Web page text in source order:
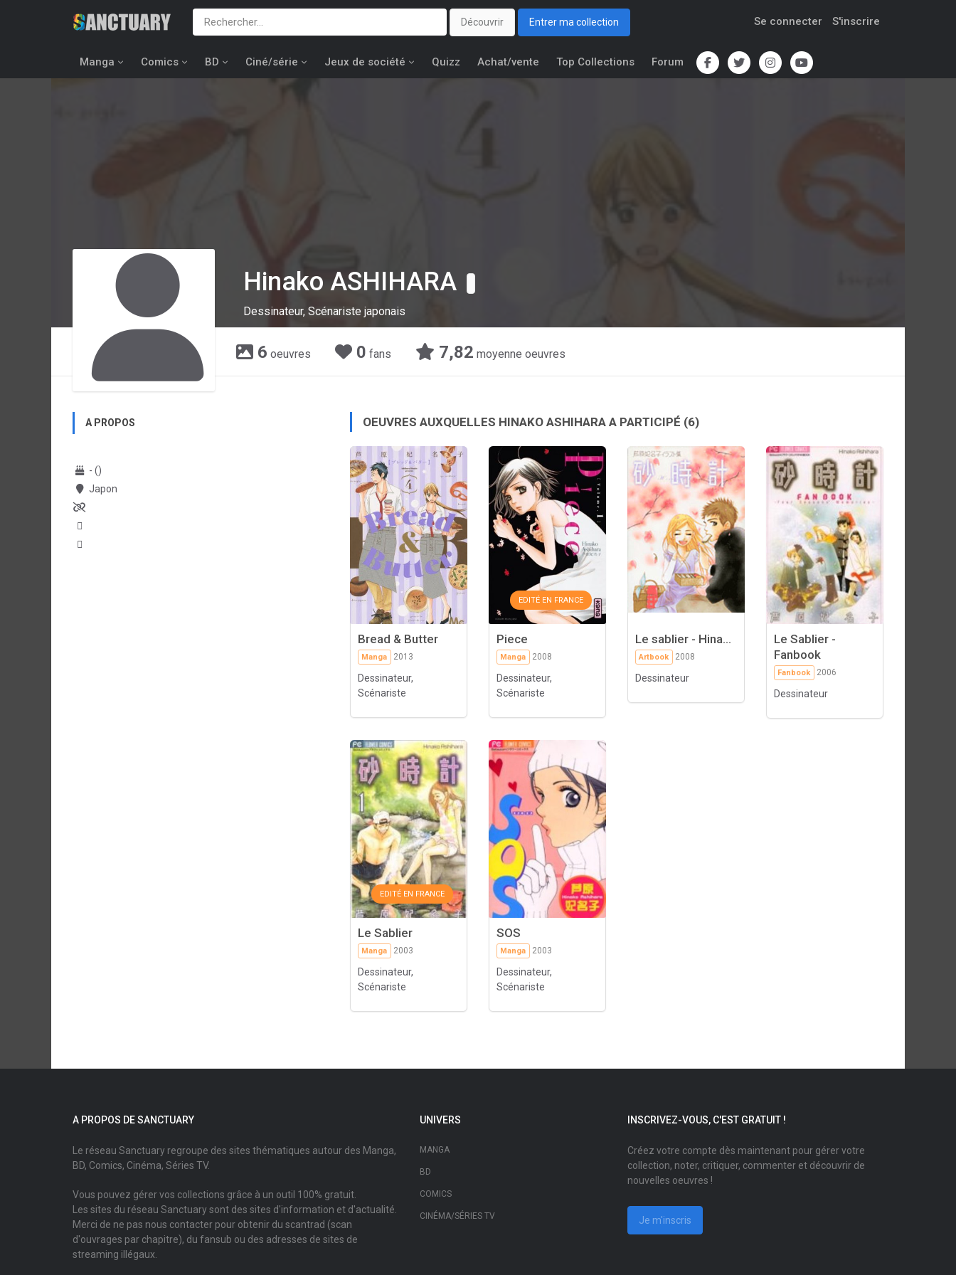
Découvrir Entrer ma collection Se connecter S'inscrire
Manga Comics BD Ciné/série Jeux de société Quizz Achat/vente Top Collections Forum
Hinako ASHIHARA
Dessinateur, Scénariste japonais
6 oeuvres 0 fans 7,82 moyenne oeuvres
A PROPOS
- ()
Japon
OEUVRES AUXQUELLES HINAKO ASHIHARA A PARTICIPÉ (6)
Bread & Butter
Manga 2013
Dessinateur,
Scénariste
EDITÉ EN FRANCE
Piece
Manga 2008
Dessinateur,
Scénariste
Le sablier - Hina...
Artbook 2008
Dessinateur
Le Sablier -
Fanbook
Fanbook 2006
Dessinateur
EDITÉ EN FRANCE
Le Sablier
Manga 2003
Dessinateur,
Scénariste
SOS
Manga 2003
Dessinateur,
Scénariste
A PROPOS DE SANCTUARY
Le réseau Sanctuary regroupe des sites thématiques autour des Manga,
BD, Comics, Cinéma, Séries TV.
Vous pouvez gérer vos collections grâce à un outil 100% gratuit.
Les sites du réseau Sanctuary sont des sites d'information et d'actualité.
Merci de ne pas nous contacter pour obtenir du scantrad (scan
d'ouvrages par chapitre), du fansub ou des adresses de sites de
streaming illégaux.
UNIVERS
MANGA
BD
COMICS
CINÉMA/SÉRIES TV
INSCRIVEZ-VOUS, C'EST GRATUIT !
Créez votre compte dès maintenant pour gérer votre
collection, noter, critiquer, commenter et découvrir de
nouvelles oeuvres !
Je m'inscris